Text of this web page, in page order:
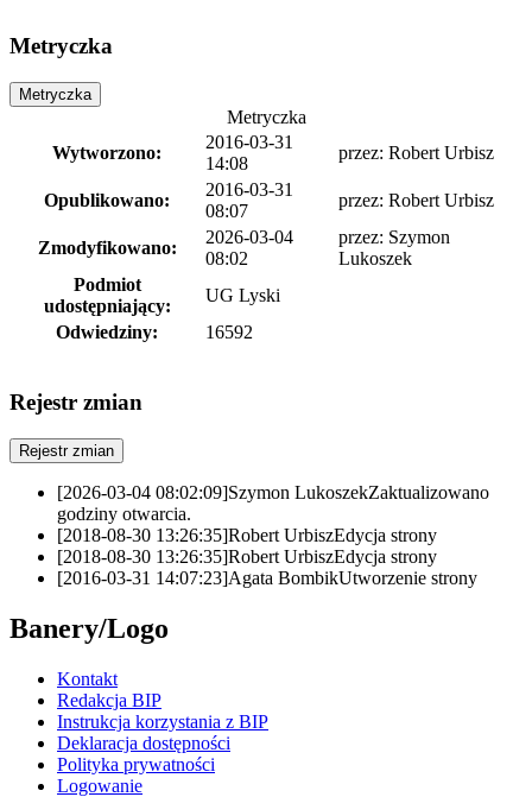
Metryczka
Metryczka
Metryczka
Wytworzono:
2016-03-31
14:08
przez: Robert Urbisz
Opublikowano:
2016-03-31
08:07
przez: Robert Urbisz
Zmodyfikowano:
2026-03-04
08:02
przez: Szymon
Lukoszek
Podmiot
udostępniający:
UG Lyski
Odwiedziny:
16592
Rejestr zmian
Rejestr zmian
[2026-03-04 08:02:09]Szymon LukoszekZaktualizowano
godziny otwarcia.
[2018-08-30 13:26:35]Robert UrbiszEdycja strony
[2018-08-30 13:26:35]Robert UrbiszEdycja strony
[2016-03-31 14:07:23]Agata BombikUtworzenie strony
Banery/Logo
Kontakt
Redakcja BIP
Instrukcja korzystania z BIP
Deklaracja dostępności
Polityka prywatności
Logowanie